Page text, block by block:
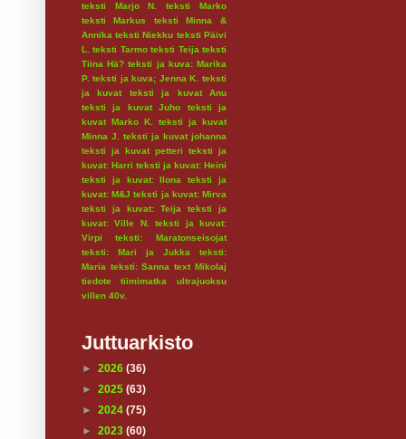
teksti Marjo N.
teksti Marko
teksti Markus
teksti Minna &
Annika teksti Niekku teksti Päivi
L.
teksti Tarmo teksti Teija teksti
Tiina Hä? teksti ja kuva: Marika
P. teksti ja kuva; Jenna K.
teksti
ja kuvat
teksti ja kuvat Anu
teksti ja kuvat Juho
teksti ja
kuvat Marko K.
teksti ja kuvat
Minna J.
teksti ja kuvat johanna
teksti ja kuvat petteri
teksti ja
kuvat: Harri teksti ja kuvat: Heini
teksti ja kuvat: Ilona
teksti ja
kuvat: M&J teksti ja kuvat: Mirva
teksti ja kuvat: Teija
teksti ja
kuvat: Ville N.
teksti ja kuvat:
Virpi
teksti: Maratonseisojat
teksti: Mari ja Jukka
teksti:
Maria teksti: Sanna text Mikolaj
tiedote
tiimimatka
ultrajuoksu
villen 40v.
Juttuarkisto
► 2026 (36)
► 2025 (63)
► 2024 (75)
► 2023 (60)